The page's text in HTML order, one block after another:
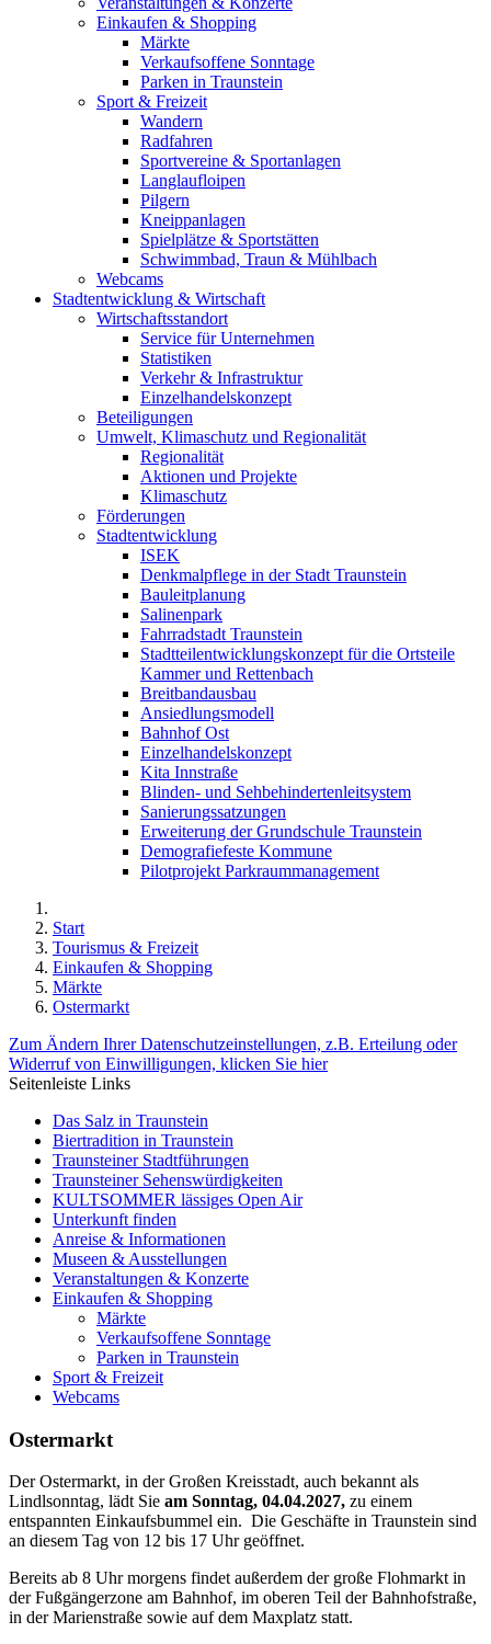
Einkaufen & Shopping
Märkte
Verkaufsoffene Sonntage
Parken in Traunstein
Sport & Freizeit
Wandern
Radfahren
Sportvereine & Sportanlagen
Langlaufloipen
Pilgern
Kneippanlagen
Spielplätze & Sportstätten
Schwimmbad, Traun & Mühlbach
Webcams
Stadtentwicklung & Wirtschaft
Wirtschaftsstandort
Service für Unternehmen
Statistiken
Verkehr & Infrastruktur
Einzelhandelskonzept
Beteiligungen
Umwelt, Klimaschutz und Regionalität
Regionalität
Aktionen und Projekte
Klimaschutz
Förderungen
Stadtentwicklung
ISEK
Denkmalpflege in der Stadt Traunstein
Bauleitplanung
Salinenpark
Fahrradstadt Traunstein
Stadtteilentwicklungskonzept für die Ortsteile
Kammer und Rettenbach
Breitbandausbau
Ansiedlungsmodell
Bahnhof Ost
Einzelhandelskonzept
Kita Innstraße
Blinden- und Sehbehindertenleitsystem
Sanierungssatzungen
Erweiterung der Grundschule Traunstein
Demografiefeste Kommune
Pilotprojekt Parkraummanagement
Start
Tourismus & Freizeit
Einkaufen & Shopping
Märkte
Ostermarkt
Zum Ändern Ihrer Datenschutzeinstellungen, z.B. Erteilung oder
Widerruf von Einwilligungen, klicken Sie hier
Seitenleiste Links
Das Salz in Traunstein
Biertradition in Traunstein
Traunsteiner Stadtführungen
Traunsteiner Sehenswürdigkeiten
KULTSOMMER lässiges Open Air
Unterkunft finden
Anreise & Informationen
Museen & Ausstellungen
Veranstaltungen & Konzerte
Einkaufen & Shopping
Märkte
Verkaufsoffene Sonntage
Parken in Traunstein
Sport & Freizeit
Webcams
Ostermarkt
Der Ostermarkt, in der Großen Kreisstadt, auch bekannt als
Lindlsonntag, lädt Sie am Sonntag, 04.04.2027, zu einem
entspannten Einkaufsbummel ein. Die Geschäfte in Traunstein sind
an diesem Tag von 12 bis 17 Uhr geöffnet.
Bereits ab 8 Uhr morgens findet außerdem der große Flohmarkt in
der Fußgängerzone am Bahnhof, im oberen Teil der Bahnhofstraße,
in der Marienstraße sowie auf dem Maxplatz statt.